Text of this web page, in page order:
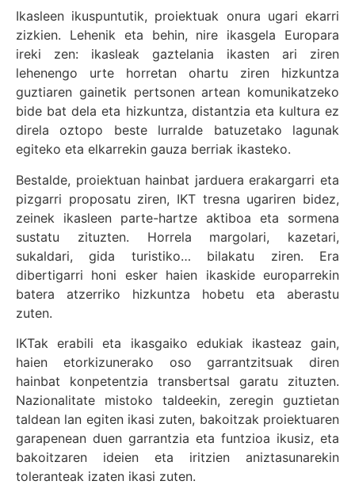
Ikasleen ikuspuntutik, proiektuak onura ugari ekarri
zizkien. Lehenik eta behin, nire ikasgela Europara
ireki zen: ikasleak gaztelania ikasten ari ziren
lehenengo urte horretan ohartu ziren hizkuntza
guztiaren gainetik pertsonen artean komunikatzeko
bide bat dela eta hizkuntza, distantzia eta kultura ez
direla oztopo beste lurralde batuzetako lagunak
egiteko eta elkarrekin gauza berriak ikasteko.
Bestalde, proiektuan hainbat jarduera erakargarri eta
pizgarri proposatu ziren, IKT tresna ugariren bidez,
zeinek ikasleen parte-hartze aktiboa eta sormena
sustatu zituzten. Horrela margolari, kazetari,
sukaldari, gida turistiko… bilakatu ziren. Era
dibertigarri honi esker haien ikaskide europarrekin
batera atzerriko hizkuntza hobetu eta aberastu
zuten.
IKTak erabili eta ikasgaiko edukiak ikasteaz gain,
haien etorkizunerako oso garrantzitsuak diren
hainbat konpetentzia transbertsal garatu zituzten.
Nazionalitate mistoko taldeekin, zeregin guztietan
taldean lan egiten ikasi zuten, bakoitzak proiektuaren
garapenean duen garrantzia eta funtzioa ikusiz, eta
bakoitzaren ideien eta iritzien aniztasunarekin
toleranteak izaten ikasi zuten.